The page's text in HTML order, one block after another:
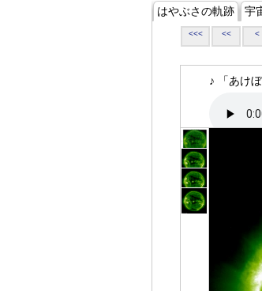
はやぶさの軌跡 宇
<<< << <
♪ 「あけぼ